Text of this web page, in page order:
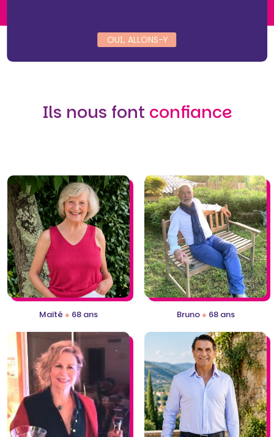
OUI, ALLONS-Y
Ils nous font confiance
Maïté ● 68 ans Bruno ● 68 ans